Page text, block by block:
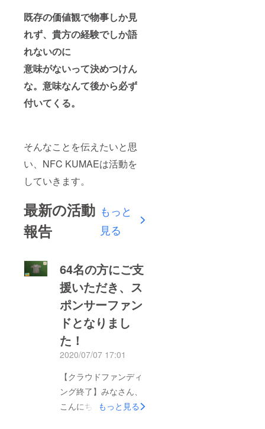
既存の価値観で物事しか見
れず、貴方の経験でしか語
れないのに
意味がないって決めつけん
な。意味なんて後から必ず
付いてくる。
そんなことを伝えたいと思
い、NFC KUMAEは活動を
していきます。
最新の活動
報告
もっと
見る
64名の方にご支
援いただき、ス
ポンサーファン
ドとなりまし
た！
2020/07/07 17:01
【クラウドファンディ
ング終了】みなさん、
こんにちは。NFC
もっと見る